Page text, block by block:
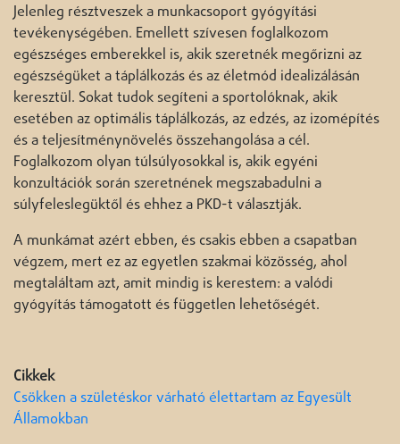
Jelenleg résztveszek a munkacsoport gyógyítási
tevékenységében. Emellett szívesen foglalkozom
egészséges emberekkel is, akik szeretnék megőrizni az
egészségüket a táplálkozás és az életmód idealizálásán
keresztül. Sokat tudok segíteni a sportolóknak, akik
esetében az optimális táplálkozás, az edzés, az izomépítés
és a teljesítménynövelés összehangolása a cél.
Foglalkozom olyan túlsúlyosokkal is, akik egyéni
konzultációk során szeretnének megszabadulni a
súlyfeleslegüktől és ehhez a PKD-t választják.
A munkámat azért ebben, és csakis ebben a csapatban
végzem, mert ez az egyetlen szakmai közösség, ahol
megtaláltam azt, amit mindig is kerestem: a valódi
gyógyítás támogatott és független lehetőségét.
Cikkek
Csökken a születéskor várható élettartam az Egyesült
Államokban